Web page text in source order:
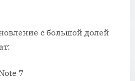
с большой долей
7